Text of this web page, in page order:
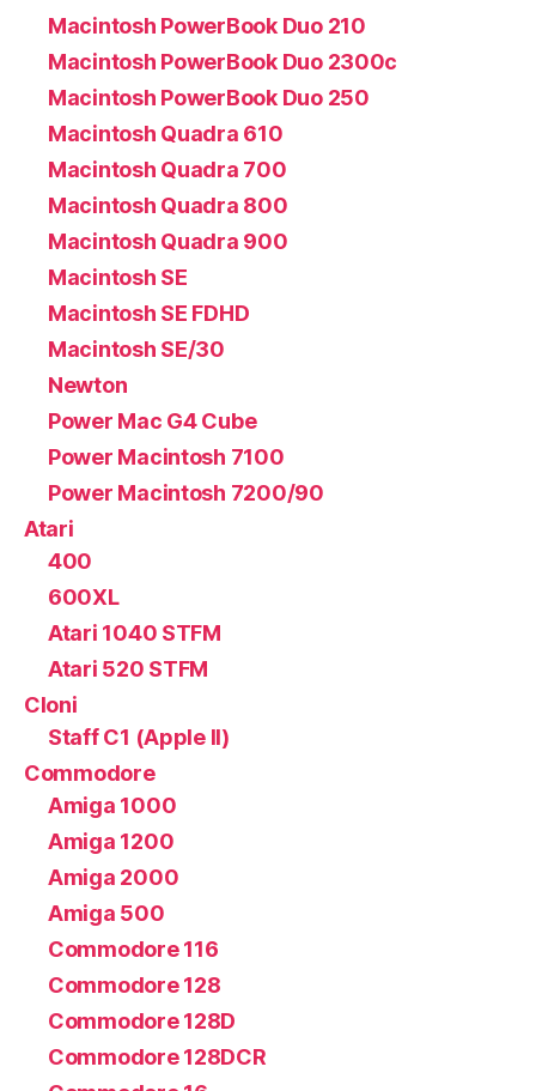
Macintosh PowerBook Duo 210
Macintosh PowerBook Duo 2300c
Macintosh PowerBook Duo 250
Macintosh Quadra 610
Macintosh Quadra 700
Macintosh Quadra 800
Macintosh Quadra 900
Macintosh SE
Macintosh SE FDHD
Macintosh SE/30
Newton
Power Mac G4 Cube
Power Macintosh 7100
Power Macintosh 7200/90
Atari
400
600XL
Atari 1040 STFM
Atari 520 STFM
Cloni
Staff C1 (Apple II)
Commodore
Amiga 1000
Amiga 1200
Amiga 2000
Amiga 500
Commodore 116
Commodore 128
Commodore 128D
Commodore 128DCR